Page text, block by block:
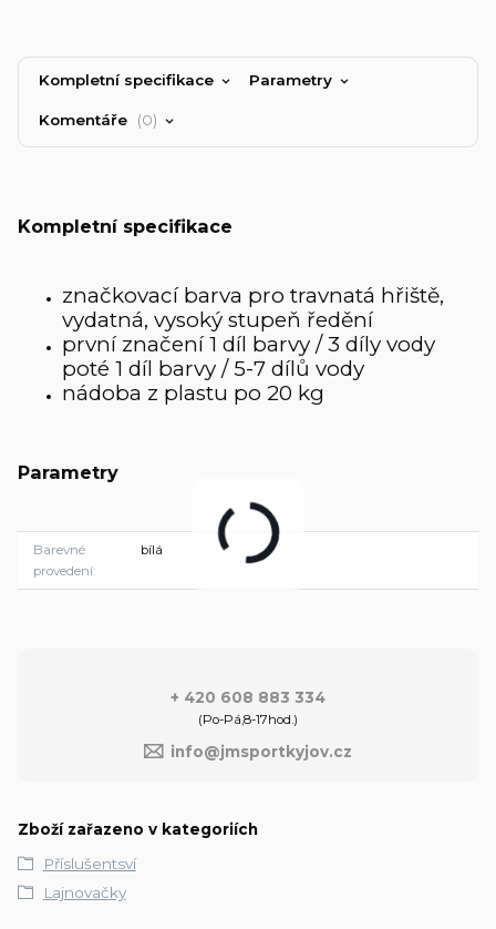
Kompletní specifikace Parametry
Komentáře 0
Kompletní specifikace
značkovací barva pro travnatá hřiště,
vydatná, vysoký stupeň ředění
první značení 1 díl barvy / 3 díly vody
poté 1 díl barvy / 5-7 dílů vody
nádoba z plastu po 20 kg
Parametry
Barevné
provedení
bílá
+ 420 608 883 334
(Po-Pá,8-17hod.)
info@jmsportkyjov.cz
Zboží zařazeno v kategoriích
Příslušentsví
Lajnovačky